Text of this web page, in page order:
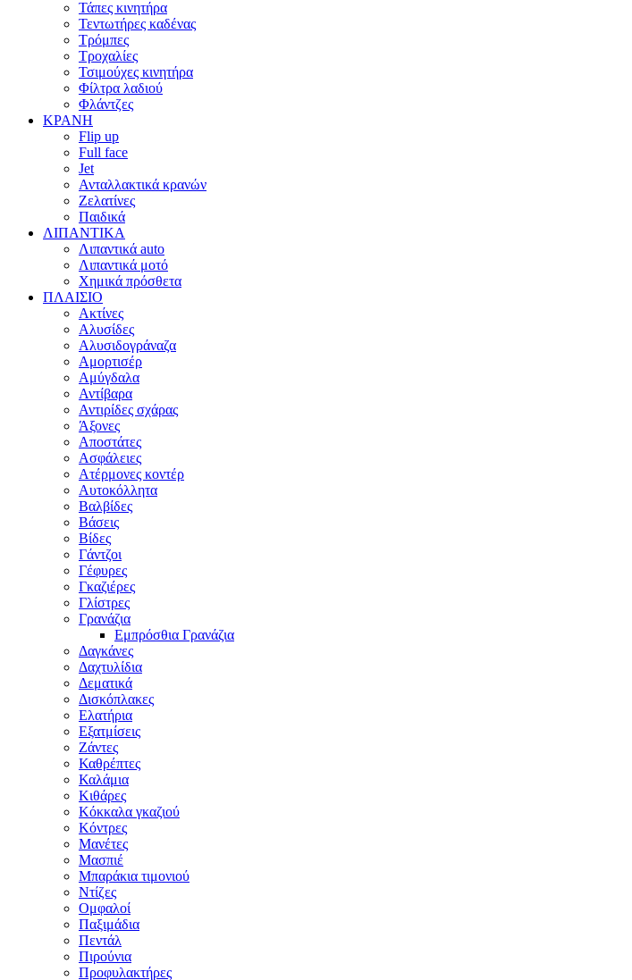
Τάπες κινητήρα
Τεντωτήρες καδένας
Τρόμπες
Τροχαλίες
Τσιμούχες κινητήρα
Φίλτρα λαδιού
Φλάντζες
ΚΡΑΝΗ
Flip up
Full face
Jet
Ανταλλακτικά κρανών
Ζελατίνες
Παιδικά
ΛΙΠΑΝΤΙΚΑ
Λιπαντικά auto
Λιπαντικά μοτό
Χημικά πρόσθετα
ΠΛΑΙΣΙΟ
Ακτίνες
Αλυσίδες
Αλυσιδογράναζα
Αμορτισέρ
Αμύγδαλα
Αντίβαρα
Αντιρίδες σχάρας
Άξονες
Αποστάτες
Ασφάλειες
Ατέρμονες κοντέρ
Αυτοκόλλητα
Βαλβίδες
Βάσεις
Βίδες
Γάντζοι
Γέφυρες
Γκαζιέρες
Γλίστρες
Γρανάζια
Εμπρόσθια Γρανάζια
Δαγκάνες
Δαχτυλίδια
Δεματικά
Δισκόπλακες
Ελατήρια
Εξατμίσεις
Ζάντες
Καθρέπτες
Καλάμια
Κιθάρες
Κόκκαλα γκαζιού
Κόντρες
Μανέτες
Μασπιέ
Μπαράκια τιμονιού
Ντίζες
Ομφαλοί
Παξιμάδια
Πεντάλ
Πιρούνια
Προφυλακτήρες